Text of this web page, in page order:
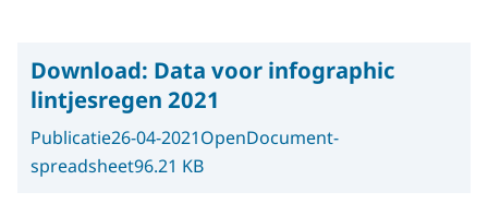
Download: Data voor infographic
lintjesregen 2021
Publicatie26-04-2021OpenDocument-
spreadsheet96.21 KB